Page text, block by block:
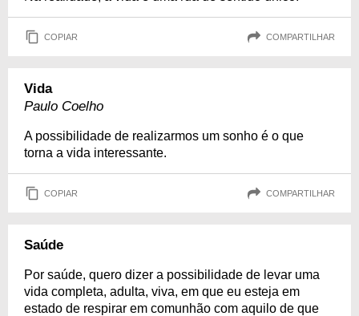
COPIAR COMPARTILHAR
Vida
Paulo Coelho
A possibilidade de realizarmos um sonho é o que
torna a vida interessante.
COPIAR COMPARTILHAR
Saúde
Por saúde, quero dizer a possibilidade de levar uma
vida completa, adulta, viva, em que eu esteja em
estado de respirar em comunhão com aquilo de que